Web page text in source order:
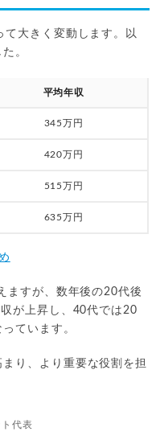
て大きく変動します。以
。
平均年収
345万円
420万円
515万円
635万円
ますが、数年後の20代後
が上昇し、40代では20
ています。
り、より重要な役割を担
代表